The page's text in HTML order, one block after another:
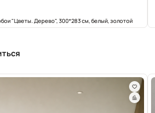
"Цветы. Дерево", 300*283 см, белый, золотой